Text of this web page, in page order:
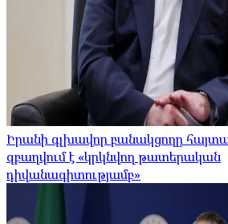
Իրանի գլխավոր բանակցողը
զբաղվում է «կրկնվող թատերական
դիվանագիտությամբ»